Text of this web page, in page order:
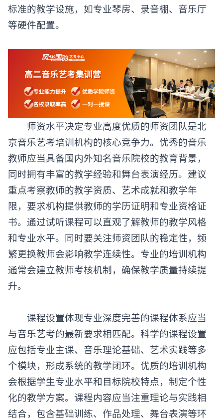
标准的教学设施，如专业琴房、录音棚、音乐厅
等硬件配置。
​​师资水平决定专业高度​​优质的师资团队是北
京音乐艺考培训机构的核心竞争力。优秀的音乐
教师应当具备国内外知名音乐院校的教育背景，
同时拥有丰富的教学经验和舞台表演经历。建议
重点考察教师的教学资质、艺术成就和教学年
限，要求机构提供教师的学历证明和专业资格证
书。通过试听课程可以直观了解教师的教学风格
和专业水平。同时要关注师资团队的稳定性，频
繁更换教师会影响教学连续性。专业的培训机构
通常会建立教师考核机制，确保教学质量持续提
升。
​​课程设置体现专业深度​​完善的课程体系应当
与音乐艺考的最新要求相匹配。科学的课程设置
应包括专业主课、音乐理论基础、艺术实践等多
个模块，形成系统的教学闭环。优质的培训机构
会根据学生专业水平和目标院校特点，制定个性
化的教学方案。课程内容应当注重理论与实践相
结合，包含基础训练、作品处理、舞台表演等环